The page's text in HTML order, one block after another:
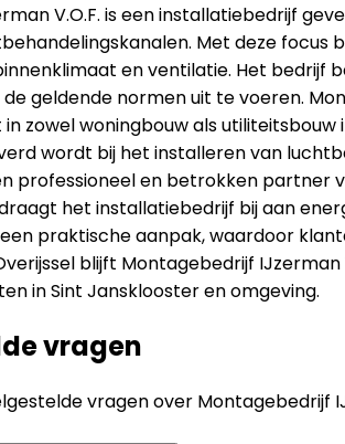
V.O.F. is een installatiebedrijf
Met deze focus
en ventilatie. Het bedrijf
geldende normen uit te voeren.
zowel woningbouw als
wordt bij het installeren van
professioneel en betrokken
het installatiebedrijf bij aan
praktische aanpak, waardoor
blijft Montagebedrijf
in Sint Jansklooster en omgeving.
vragen
vragen over Montagebedrijf